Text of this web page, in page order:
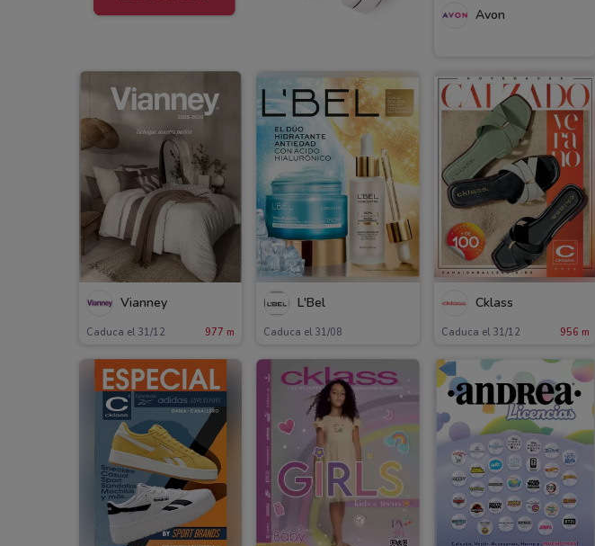
Avon
Vianney
Caduca el 31/12 977 m
L'Bel
Caduca el 31/08
Cklass
Caduca el 31/12 956 m